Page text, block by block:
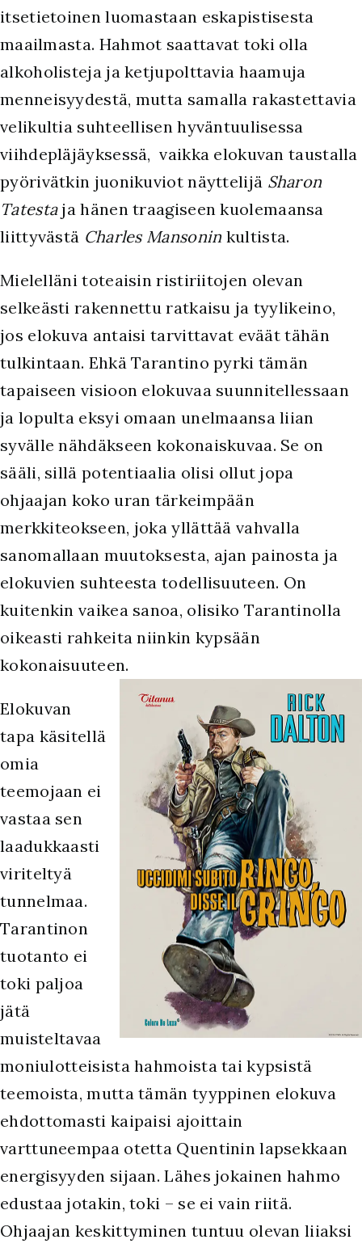
itsetietoinen luomastaan eskapistisesta
maailmasta. Hahmot saattavat toki olla
alkoholisteja ja ketjupolttavia haamuja
menneisyydestä, mutta samalla rakastettavia
velikultia suhteellisen hyväntuulisessa
viihdepläjäyksessä, vaikka elokuvan taustalla
pyörivätkin juonikuviot näyttelijä Sharon
Tatesta ja hänen traagiseen kuolemaansa
liittyvästä Charles Mansonin kultista.
Mielelläni toteaisin ristiriitojen olevan
selkeästi rakennettu ratkaisu ja tyylikeino,
jos elokuva antaisi tarvittavat eväät tähän
tulkintaan. Ehkä Tarantino pyrki tämän
tapaiseen visioon elokuvaa suunnitellessaan
ja lopulta eksyi omaan unelmaansa liian
syvälle nähdäkseen kokonaiskuvaa. Se on
sääli, sillä potentiaalia olisi ollut jopa
ohjaajan koko uran tärkeimpään
merkkiteokseen, joka yllättää vahvalla
sanomallaan muutoksesta, ajan painosta ja
elokuvien suhteesta todellisuuteen. On
kuitenkin vaikea sanoa, olisiko Tarantinolla
oikeasti rahkeita niinkin kypsään
kokonaisuuteen.
Elokuvan
tapa käsitellä
omia
teemojaan ei
vastaa sen
laadukkaasti
viriteltyä
tunnelmaa.
Tarantinon
tuotanto ei
toki paljoa
jätä
muisteltavaa
moniulotteisista hahmoista tai kypsistä
teemoista, mutta tämän tyyppinen elokuva
ehdottomasti kaipaisi ajoittain
varttuneempaa otetta Quentinin lapsekkaan
energisyyden sijaan. Lähes jokainen hahmo
edustaa jotakin, toki – se ei vain riitä.
Ohjaajan keskittyminen tuntuu olevan liiaksi